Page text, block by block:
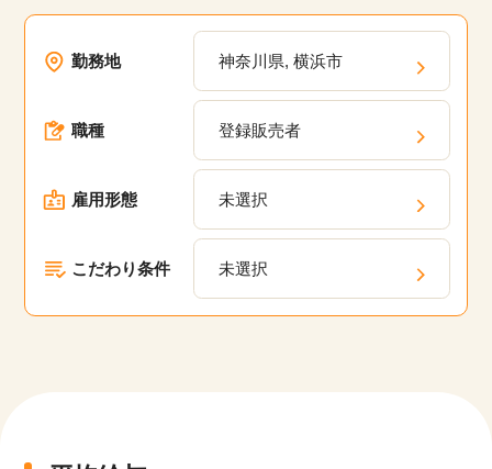
勤務地 神奈川県, 横浜市
職種 登録販売者
雇用形態 未選択
こだわり条件 未選択